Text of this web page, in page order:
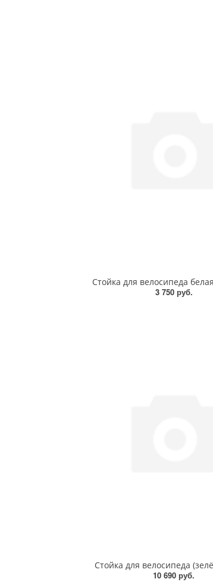
Стойка для велосипеда
3 750 руб.
Стойка для велосипеда
10 690 руб.